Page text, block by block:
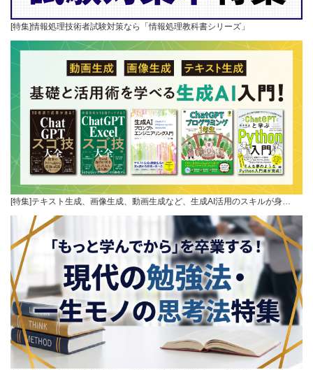
[特集]情報処理技術者試験対策なら「情報処理教科書シリーズ」
[特集]テキスト生成、画像生成、動画生成など、生成AI活用のスキルが身…